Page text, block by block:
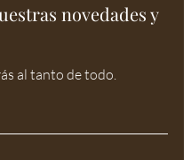
novedades y
al tanto de todo.